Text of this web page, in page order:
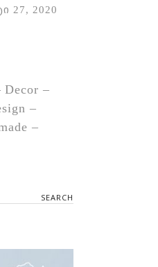
27, 2020
Decor